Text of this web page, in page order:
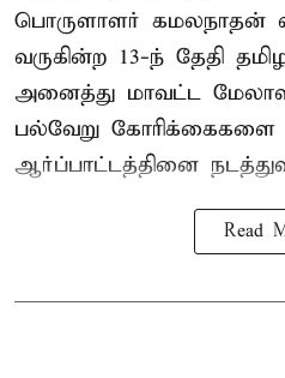
பொருளாளர் கமலநாதன்
வருகின்ற 13-ந் தேதி
அனைத்து மாவட்ட
பல்வேறு கோரிக்கைகளை
ஆர்ப்பாட்டத்தினை
Read